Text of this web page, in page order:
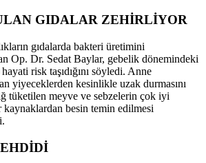
GIDALAR ZEHİRLİYOR
gıdalarda bakteri üretimini
Op. Dr. Sedat Baylar, gebelik dönemindeki
risk taşıdığını söyledi. Anne
yiyeceklerden kesinlikle uzak durmasını
tüketilen meyve ve sebzelerin çok iyi
kaynaklardan besin temin edilmesi